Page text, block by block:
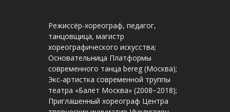
Режиссёр-хореограф, педагог,
танцовщица, магистр
хореографического искусства;
Основательница Платформы
современного танца bereg (Москва);
Экс-артистка современной труппы
театра «Балет Москва» (2008−2018);
Приглашенный хореограф Центра